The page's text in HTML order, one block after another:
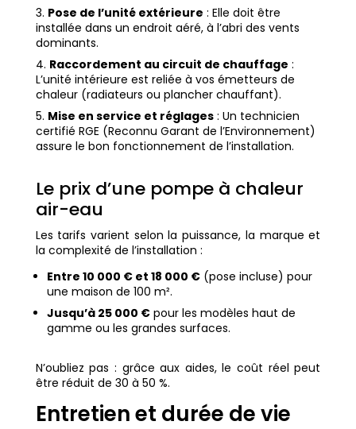
Pose de l’unité extérieure : Elle doit être
installée dans un endroit aéré, à l’abri des vents
dominants.
Raccordement au circuit de chauffage :
L’unité intérieure est reliée à vos émetteurs de
chaleur (radiateurs ou plancher chauffant).
Mise en service et réglages: Un technicien
certifié RGE (Reconnu Garant de l’Environnement)
assure le bon fonctionnement de l’installation.
Le prix d’une pompe à chaleur
air-eau
Les tarifs varient selon la puissance, la marque et
la complexité de l’installation :
Entre 10 000 € et 18 000 €(pose incluse) pour
une maison de 100 m².
Jusqu’à 25 000 €pour les modèles haut de
gamme ou les grandes surfaces.
N’oubliez pas : grâce aux aides, le coût réel peut
être réduit de 30 à 50 %.
Entretien et durée de vie